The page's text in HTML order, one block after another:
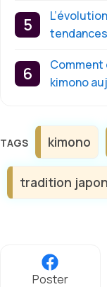
Comment
kimono
Étiquettes
kimono
tradition
Poster